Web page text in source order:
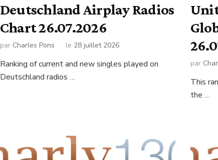
Deutschland Airplay Radios
Chart 26.07.2026
par Charles Pons le 28 juillet 2026
Ranking of current and new singles played on
Deutschland radios …
par
This
the …